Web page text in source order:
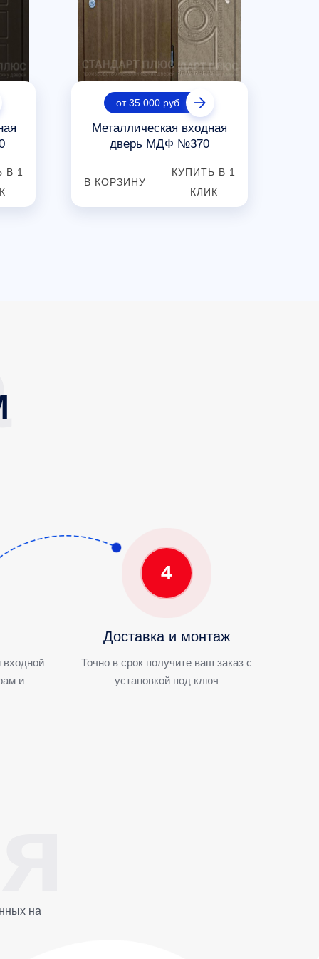
В 1
от 35 000 руб.
Металлическая входная
дверь МДФ №370
В КОРЗИНУ
КУПИТЬ В 1
КЛИК
входной
и
4
Доставка и монтаж
Точно в срок получите ваш заказ с
установкой под ключ
на